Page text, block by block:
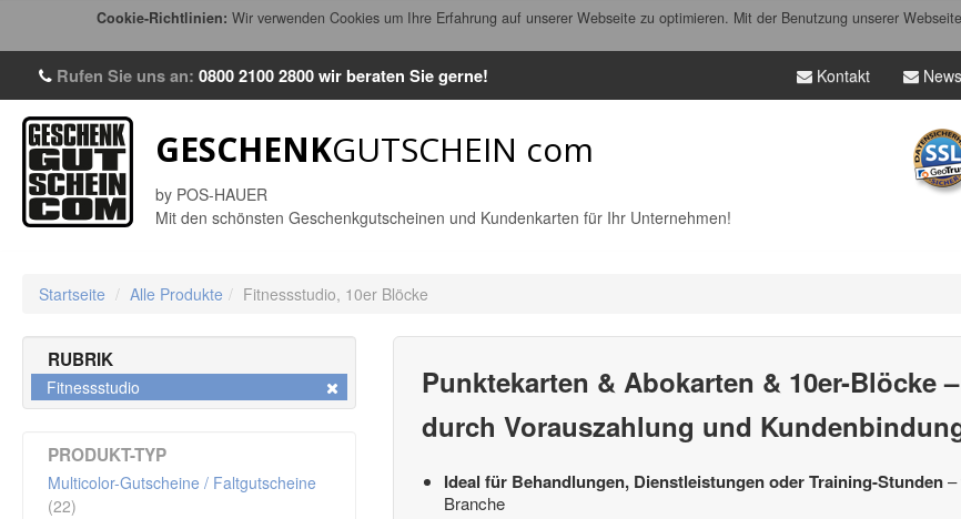
Cookie-Richtlinien: Wir verwenden Cookies um Ihre Erfahrung auf unserer Webseite zu optimieren. Mit der Benutzung unserer
Rufen Sie uns an: 0800 2100 2800wir beraten Sie gerne! Kontakt
GESCHENKGUTSCHEIN com
by POS-HAUER
Mit den schönsten Geschenkgutscheinen und Kundenkarten für Ihr Unternehmen!
Startseite / Alle Produkte / Fitnessstudio, 10er Blöcke
RUBRIK
Fitnessstudio
PRODUKT-TYP
Multicolor-Gutscheine / Faltgutscheine
(22)
Punktekarten & Abokarten & 10er-Blöcke
durch Vorauszahlung und
Ideal für Behandlungen, Dienstleistungen oder Training-Stunden–
Branche